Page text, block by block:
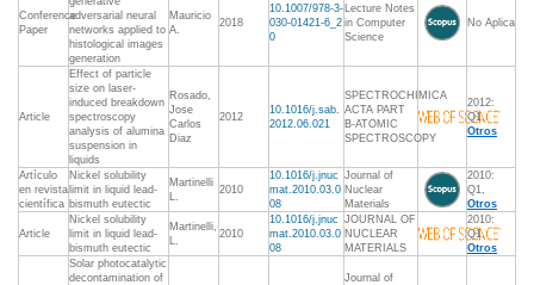
Conference
Paper
adversarial neural
networks applied to
histological images
generation
Mauricio
A.
2018
10.1007/978-3-
030-01421-6_2
0
Lecture Notes
in Computer
Science
No Aplica
Article
Effect of particle
size on laser-
induced breakdown
spectroscopy
analysis of alumina
suspension in
liquids
Rosado,
Jose
Carlos
Diaz
2012
10.1016/j.sab.
2012.06.021
SPECTROCHIMICA
ACTA PART
B-ATOMIC
SPECTROSCOPY
2012:
Q1,
Otros
Artículo
en revista
científica
Nickel solubility
limit in liquid lead-
bismuth eutectic
Martinelli
L.
2010
10.1016/j.jnuc
mat.2010.03.0
08
Journal of
Nuclear
Materials
2010:
Q1,
Otros
Article
Nickel solubility
limit in liquid lead-
bismuth eutectic
Martinelli,
L.
2010
10.1016/j.jnuc
mat.2010.03.0
08
JOURNAL OF
NUCLEAR
MATERIALS
2010:
Q1,
Otros
Solar photocatalytic
decontamination of
Journal of